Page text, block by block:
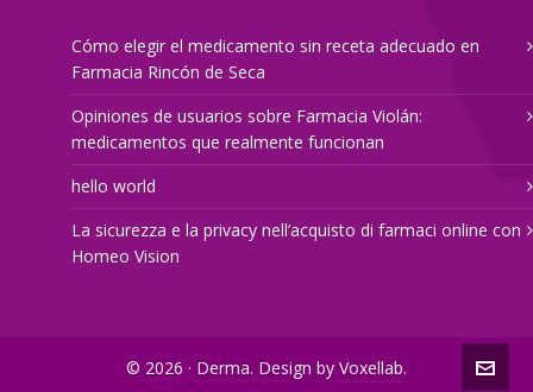
Cómo elegir el medicamento sin receta adecuado en
Farmacia Rincón de Seca
Opiniones de usuarios sobre Farmacia Violán:
medicamentos que realmente funcionan
hello world
La sicurezza e la privacy nell’acquisto di farmaci online con
Homeo Vision
© 2026 · Derma. Design by Voxellab.